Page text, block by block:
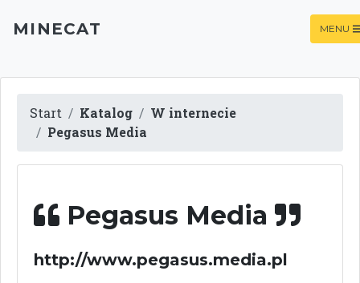
MINECAT MENU
Start Katalog
W internecie
Pegasus Media
Pegasus Media
http://www.pegasus.media.pl